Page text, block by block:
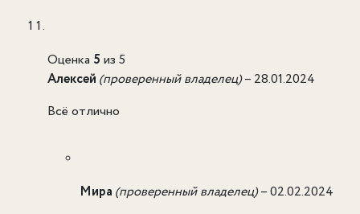
Оценка 5 из 5
Алексей (проверенный владелец)– 28.01.2024
Всё отлично
Мира (проверенный владелец)–02.02.2024